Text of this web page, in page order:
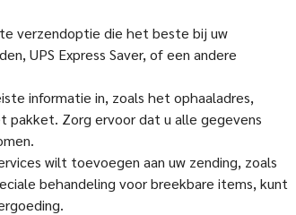
verzendoptie die het beste bij uw
UPS Express Saver, of een andere
informatie in, zoals het ophaaladres,
pakket. Zorg ervoor dat u alle gegevens
wilt toevoegen aan uw zending, zoals
behandeling voor breekbare items, kunt